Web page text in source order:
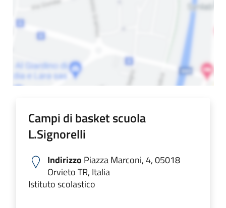
Campi di basket scuola
L.Signorelli
Indirizzo Piazza Marconi, 4, 05018
Orvieto TR, Italia
Istituto scolastico